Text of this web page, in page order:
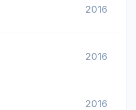
2016
2016
2016